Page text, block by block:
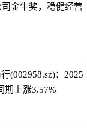
金牛奖，稳健经营
(002958.sz)：2025
期上涨3.57%